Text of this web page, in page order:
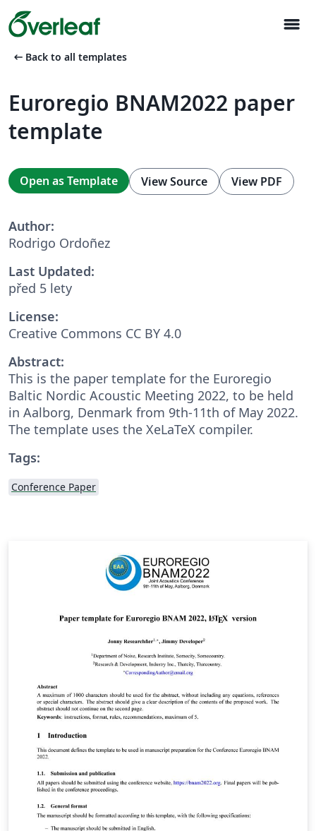
menu
arrow_left_alt Back to all templates
Euroregio BNAM2022 paper
template
Open as Template View Source View PDF
Author:
Rodrigo Ordoñez
Last Updated:
před 5 lety
License:
Creative Commons CC BY 4.0
Abstract:
This is the paper template for the Euroregio
Baltic Nordic Acoustic Meeting 2022, to be held
in Aalborg, Denmark from 9th-11th of May 2022.
The template uses the XeLaTeX compiler.
Tags:
Conference Paper